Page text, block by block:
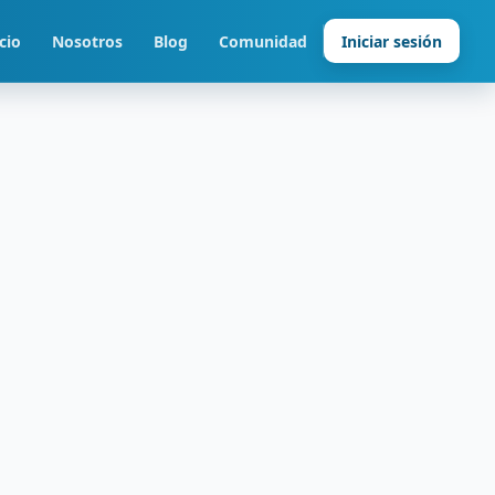
Nosotros Blog Comunidad Iniciar sesión